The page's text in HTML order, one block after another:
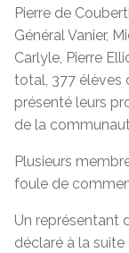
Pierre de
Général Vanier,
Carlyle, Pierre
total, 377 élèves
présenté leurs
de la
Plusieurs
foule de
Un représentant
déclaré à la suite